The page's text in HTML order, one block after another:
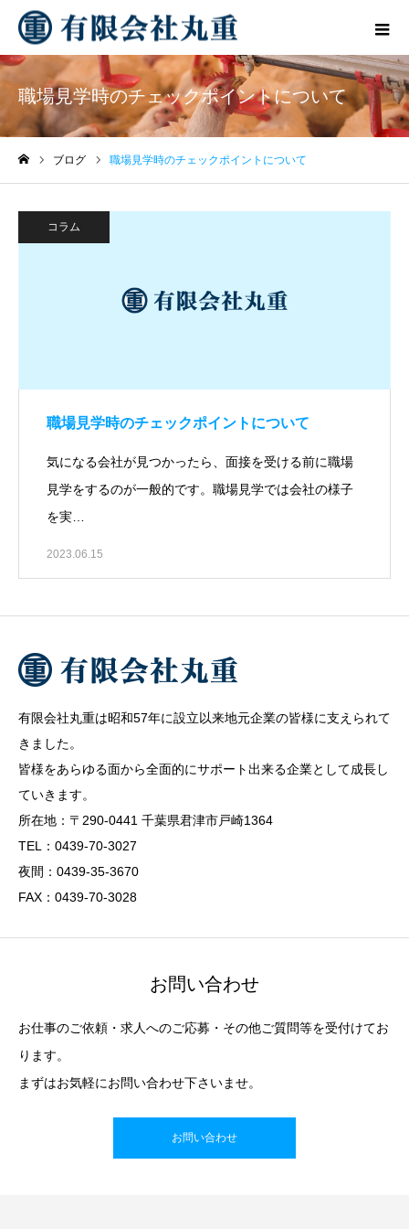
職場見学時のチェックポイントについて
ブログ 職場見学時のチェックポイントについて
コラム
職場見学時のチェックポイントについて
気になる会社が見つかったら、面接を受ける前に職場
見学をするのが一般的です。職場見学では会社の様子
を実…
2023.06.15
有限会社丸重は昭和57年に設立以来地元企業の皆様に支えられて
きました。
皆様をあらゆる面から全面的にサポート出来る企業として成長し
ていきます。
所在地：〒290-0441 千葉県君津市戸崎1364
TEL：0439-70-3027
夜間：0439-35-3670
FAX：0439-70-3028
お問い合わせ
お仕事のご依頼・求人へのご応募・その他ご質問等を受付けてお
ります。
まずはお気軽にお問い合わせ下さいませ。
お問い合わせ